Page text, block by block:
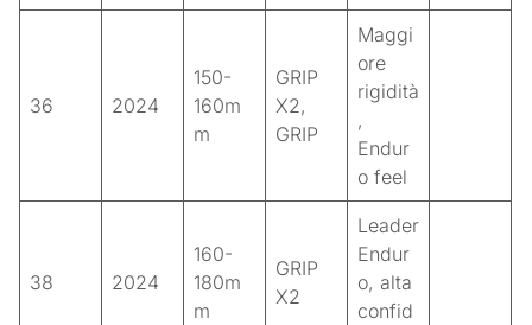
36 2024
150-
160m
m
GRIP
X2,
GRIP
Maggi
ore
rigidità
,
Endur
o feel
38 2024
160-
180m
m
GRIP
X2
Leader
Endur
o, alta
confid